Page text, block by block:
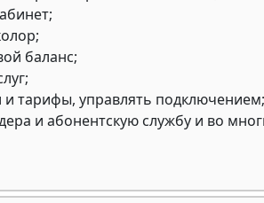
баланс;
и тарифы, управлять подключением;
и абонентскую службу и во